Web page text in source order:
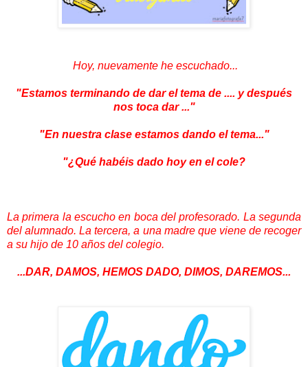
Hoy, nuevamente he escuchado...
"Estamos terminando de dar el tema de .... y después
nos toca dar ..."
"En nuestra clase estamos dando el tema..."
"¿Qué habéis dado hoy en el cole?
La primera la escucho en boca del profesorado. La segunda
del alumnado. La tercera, a una madre que viene de recoger
a su hijo de 10 años del colegio.
...DAR, DAMOS, HEMOS DADO, DIMOS, DAREMOS...